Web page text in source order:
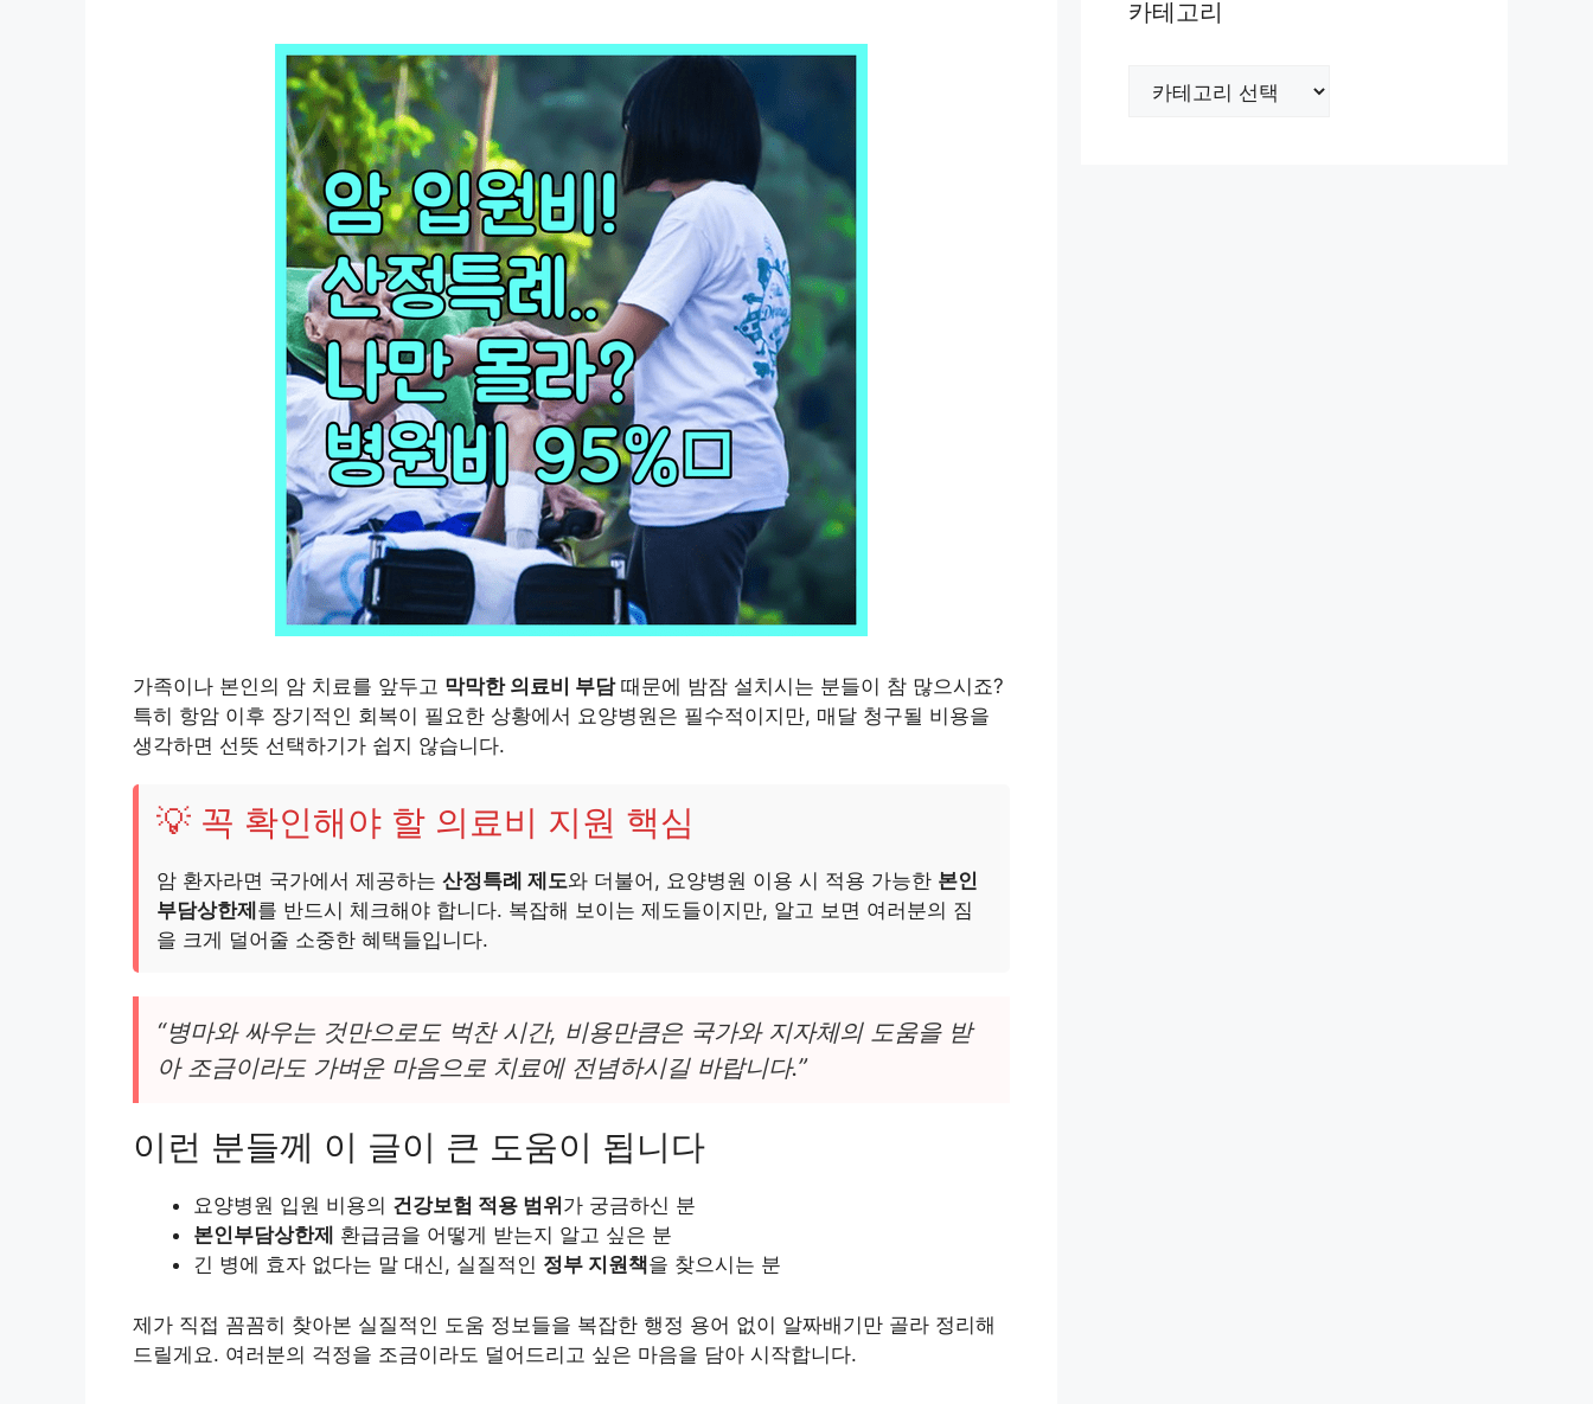
가족이나 본인의 암 치료를 앞두고 막막한 의료비 부담때문에 밤잠 설치시는 분들이 참 많으시죠?
특히 항암 이후 장기적인 회복이 필요한 상황에서 요양병원은 필수적이지만, 매달 청구될 비용을
생각하면 선뜻 선택하기가 쉽지 않습니다.
💡 꼭 확인해야 할 의료비 지원 핵심
암 환자라면 국가에서 제공하는 산정특례 제도와 더불어, 요양병원 이용 시 적용 가능한 본인
부담상한제 를 반드시 체크해야 합니다. 복잡해 보이는 제도들이지만, 알고 보면 여러분의 짐
을 크게 덜어줄 소중한 혜택들입니다.
“병마와 싸우는 것만으로도 벅찬 시간, 비용만큼은 국가와 지자체의 도움을 받
아 조금이라도 가벼운 마음으로 치료에 전념하시길 바랍니다.”
이런 분들께 이 글이 큰 도움이 됩니다
요양병원 입원 비용의 건강보험 적용 범위 가 궁금하신 분
본인부담상한제 환급금을 어떻게 받는지 알고 싶은 분
긴 병에 효자 없다는 말 대신, 실질적인 정부 지원책을 찾으시는 분
제가 직접 꼼꼼히 찾아본 실질적인 도움 정보들을 복잡한 행정 용어 없이 알짜배기만 골라 정리해
드릴게요. 여러분의 걱정을 조금이라도 덜어드리고 싶은 마음을 담아 시작합니다.
카테고리